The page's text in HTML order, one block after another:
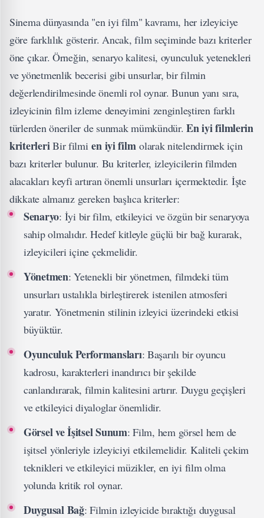
Sinema dünyasında "en iyi film" kavramı, her izleyiciye
göre farklılık gösterir. Ancak, film seçiminde bazı kriterler
öne çıkar. Örneğin, senaryo kalitesi, oyunculuk yetenekleri
ve yönetmenlik becerisi gibi unsurlar, bir filmin
değerlendirilmesinde önemli rol oynar. Bunun yanı sıra,
izleyicinin film izleme deneyimini zenginleştiren farklı
türlerden öneriler de sunmak mümkündür.En iyi filmlerin
kriterleriBir filmien iyi filmolarak nitelendirmek için
bazı kriterler bulunur. Bu kriterler, izleyicilerin filmden
alacakları keyfi artıran önemli unsurları içermektedir. İşte
dikkate almanız gereken başlıca kriterler:
Senaryo: İyi bir film, etkileyici ve özgün bir senaryoya
sahip olmalıdır. Hedef kitleyle güçlü bir bağ kurarak,
izleyicileri içine çekmelidir.
Yönetmen: Yetenekli bir yönetmen, filmdeki tüm
unsurları ustalıkla birleştirerek istenilen atmosferi
yaratır. Yönetmenin stilinin izleyici üzerindeki etkisi
büyüktür.
Oyunculuk Performansları: Başarılı bir oyuncu
kadrosu, karakterleri inandırıcı bir şekilde
canlandırarak, filmin kalitesini artırır. Duygu geçişleri
ve etkileyici diyaloglar önemlidir.
Görsel ve İşitsel Sunum: Film, hem görsel hem de
işitsel yönleriyle izleyiciyi etkilemelidir. Kaliteli çekim
teknikleri ve etkileyici müzikler, en iyi film olma
yolunda kritik rol oynar.
Duygusal Bağ: Filmin izleyicide bıraktığı duygusal